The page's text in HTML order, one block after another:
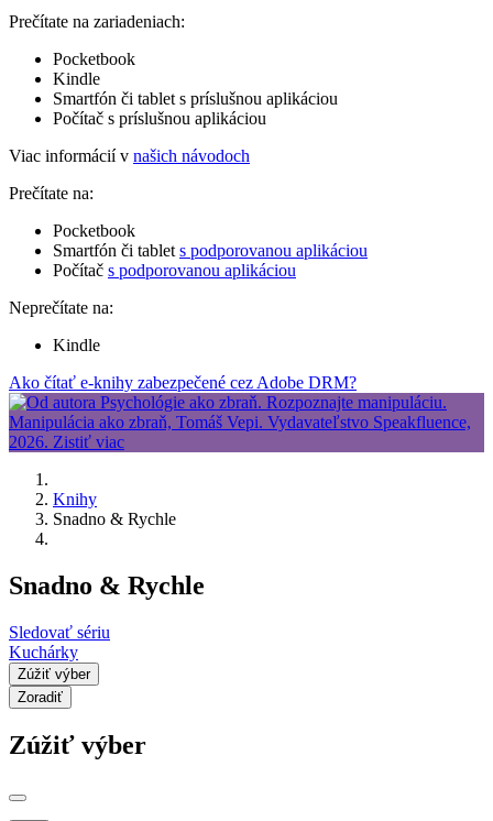
Prečítate na zariadeniach:
Pocketbook
Kindle
Smartfón či tablet s príslušnou aplikáciou
Počítač s príslušnou aplikáciou
Viac informácií v našich návodoch
Prečítate na:
Pocketbook
Smartfón či tablet s podporovanou aplikáciou
Počítač s podporovanou aplikáciou
Neprečítate na:
Kindle
Ako čítať e-knihy zabezpečené cez Adobe DRM?
Knihy
Snadno & Rychle
Snadno & Rychle
Sledovať sériu
Kuchárky
Zúžiť výber
Zoradiť
Zúžiť výber